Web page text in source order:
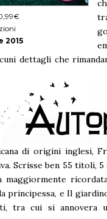
2015
dettagli che
di origini inglesi,
Scrisse ben 55 titoli,
maggiormente
principessa, e Il
tra cui si annovera